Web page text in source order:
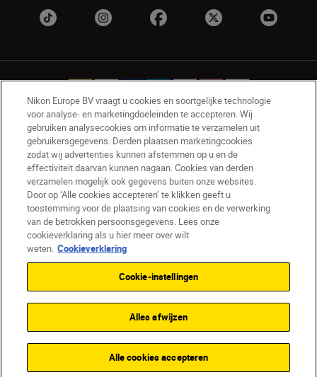
NL Nikon Sites
Contact opnemen
Privacyverklaring
Gebruiksvoorwaarden
Nikon Store - Algemene voorwaarden
Cookieverklaring
Toegankelijkheid
Cookie-instellingen
© 2026 Nikon
SKIP
Nikon Europe BV vraagt u cookies en soortgelijke technologie
voor analyse- en marketingdoeleinden te accepteren. Wij
gebruiken analysecookies om informatie te verzamelen uit
gebruikersgegevens. Derden plaatsen marketingcookies
zodat wij advertenties kunnen afstemmen op u en de
effectiviteit daarvan kunnen nagaan. Cookies van derden
verzamelen mogelijk ook gegevens buiten onze websites.
Door op ‘Alle cookies accepteren’ te klikken geeft u
toestemming voor de plaatsing van cookies en de verwerking
van de betrokken persoonsgegevens. Lees onze
cookieverklaring als u hier meer over wilt
weten. Cookieverklaring
Cookie-instellingen
Alles afwijzen
Alle cookies accepteren